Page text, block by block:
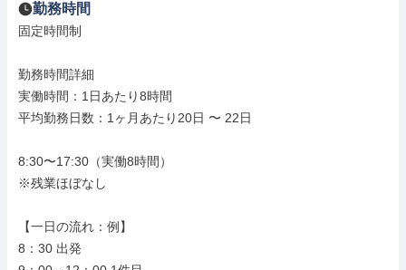
勤務時間
固定時間制
勤務時間詳細
実働時間：1日あたり8時間
平均勤務日数：1ヶ月あたり20日 〜 22日
8:30〜17:30（実働8時間）
※残業ほぼなし
【一日の流れ：例】
8：30 出発